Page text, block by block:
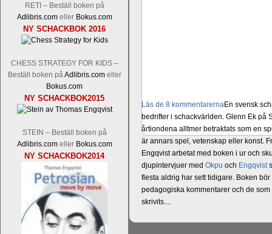
RETI – Beställ boken på
Adlibris.comeller Bokus.com
NY SCHACKBOK 2016
CHESS STRATEGY FOR KIDS –
Beställ boken påAdlibris.comeller
Bokus.com
NY SCHACKBOK2015
STEIN – Beställ boken på
Adlibris.comeller Bokus.com
NY SCHACKBOK2014
Läs de 8 kommentarernaEn svensk
bedrifter i schackvärlden. Glenn Ek på
årtiondena alltmer betraktats som en
är annars spel, vetenskap eller konst.
Engqvist arbetat med boken i ur och
djupintervjuer med Okpu och Engqvist
flesta aldrig har sett tidigare. Boken
pedagogiska kommentarer och de
skrivits....